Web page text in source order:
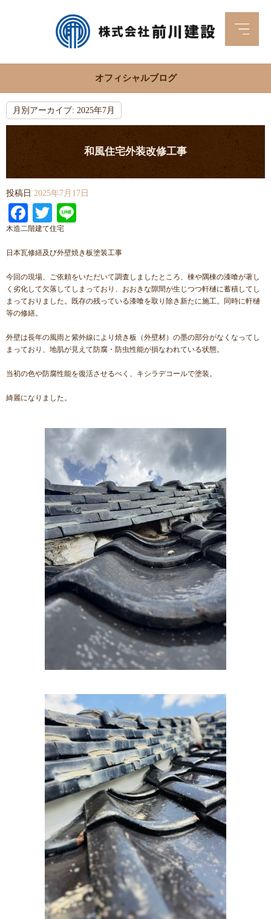
オフィシャルブログ
月別アーカイブ: 2025年7月
和風住宅外装改修工事
投稿日 2025年7月17日
Facebook
Twitter
木造二階建て住宅
日本瓦修繕及び外壁焼き板塗装工事
今回の現場、ご依頼をいただいて調査しましたところ、棟や隅棟の漆喰が著し
く劣化して欠落してしまっており、おおきな隙間が生じつつ軒樋に蓄積してし
まっておりました。既存の残っている漆喰を取り除き新たに施工。同時に軒樋
等の修繕。
外壁は長年の風雨と紫外線により焼き板（外壁材）の墨の部分がなくなってし
まっており、地肌が見えて防腐・防虫性能が損なわれている状態。
当初の色や防腐性能を復活させるべく、キシラデコールで塗装。
綺麗になりました。